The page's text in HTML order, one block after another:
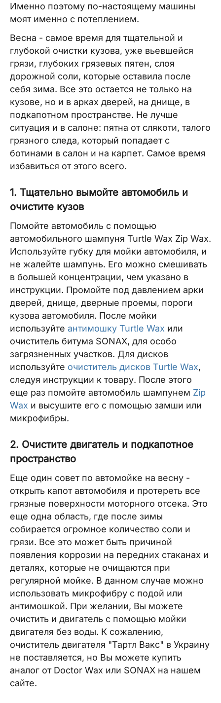
Именно поэтому по-настоящему машины
моят именно с потеплением.
Весна - самое время для тщательной и
глубокой очистки кузова, уже вьевшейся
грязи, глубоких грязевых пятен, слоя
дорожной соли, которые оставила после
себя зима. Все это остается не только на
кузове, но и в арках дверей, на днище, в
подкапотном пространстве. Не лучше
ситуация и в салоне: пятна от слякоти, талого
грязного следа, который попадает с
ботинами в салон и на карпет. Самое время
избавиться от этого всего.
1. Тщательно вымойте автомобиль и
очистите кузов
Помойте автомобиль с помощью
автомобильного шампуня Turtle Wax Zip Wax.
Используйте губку для мойки автомобиля, и
не жалейте шампунь. Его можно смешивать
в большей концентрации, чем указано в
инструкции. Промойте под давлением арки
дверей, днище, дверные проемы, пороги
кузова автомобиля. После мойки
используйте антимошку Turtle Wax или
очиститель битума SONAX, для особо
загрязненных участков. Для дисков
используйте очиститель дисков Turtle Wax,
следуя инструкции к товару. После этого
еще раз помойте автомобиль шампунем Zip
Wax и высушите его с помощью замши или
микрофибры.
2. Очистите двигатель и подкапотное
пространство
Еще один совет по автомойке на весну -
открыть капот автомобиля и протереть все
грязные поверхности моторного отсека. Это
еще одна область, где после зимы
собирается огромное количество соли и
грязи. Все это может быть причиной
появления коррозии на передних стаканах и
деталях, которые не очищаются при
регулярной мойке. В данном случае можно
использовать микрофибру с подой или
антимошкой. При желании, Вы можете
очистить и двигатель с помощью мойки
двигателя без воды. К сожалению,
очиститель двигателя "Тартл Вакс" в Украину
не поставляется, но Вы можете купить
аналог от Doctor Wax или SONAX на нашем
сайте.